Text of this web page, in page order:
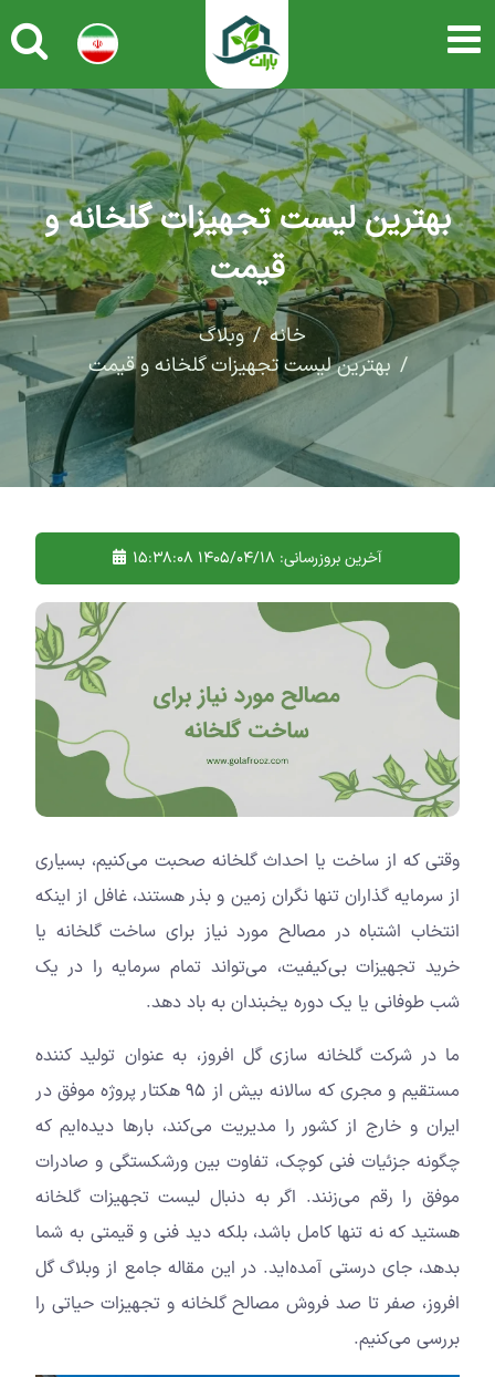
بهترین لیست تجهیزات گلخانه و
قیمت
خانه
وبلاگ
بهترین لیست تجهیزات گلخانه و قیمت
آخرین بروزرسانی: 1405/04/18 15:38:08
وقتی که از ساخت یا احداث گلخانه صحبت می‌کنیم، بسیاری
از سرمایه گذاران تنها نگران زمین و بذر هستند، غافل از اینکه
انتخاب اشتباه در مصالح مورد نیاز برای ساخت گلخانه یا
خرید تجهیزات بی‌کیفیت، می‌تواند تمام سرمایه را در یک
شب طوفانی یا یک دوره یخبندان به باد دهد.
ما در شرکت گلخانه سازی گل افروز، به عنوان تولید کننده
مستقیم و مجری که سالانه بیش از ۹۵ هکتار پروژه موفق در
ایران و خارج از کشور را مدیریت می‌کند، بارها دیده‌ایم که
چگونه جزئیات فنی کوچک، تفاوت بین ورشکستگی و صادرات
موفق را رقم می‌زنند. اگر به دنبال لیست تجهیزات گلخانه
هستید که نه تنها کامل باشد، بلکه دید فنی و قیمتی به شما
بدهد، جای درستی آمده‌اید. در این مقاله جامع از وبلاگ گل
افروز، صفر تا صد فروش مصالح گلخانه و تجهیزات حیاتی را
بررسی می‌کنیم.